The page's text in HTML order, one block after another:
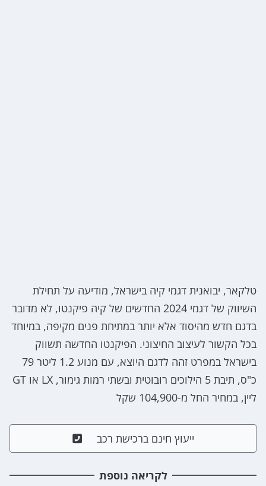
טלקאר, יבואנית דגמי קיה בישראל, מודיעה על תחילת
השיווק של דגמי 2024 החדשים של קיה פיקנטו, לא מדובר
בדגם חדש מהיסוד אלא יותר במתיחת פנים מקיפה, במיוחד
בכל הקשור לעיצוב החיצוני. הפיקנטו החדשה תשווק
בישראל במפרט זהה לדגם היוצא, עם מנוע 1.2 ליטר 79
כ"ס, תיבת 5 הילוכים רובוטית ובשתי רמות גימור, LX או GT
ליין, במחיר החל מ-104,900 שקל
ייעוץ חינם ברכישת רכב
לקריאה נוספת